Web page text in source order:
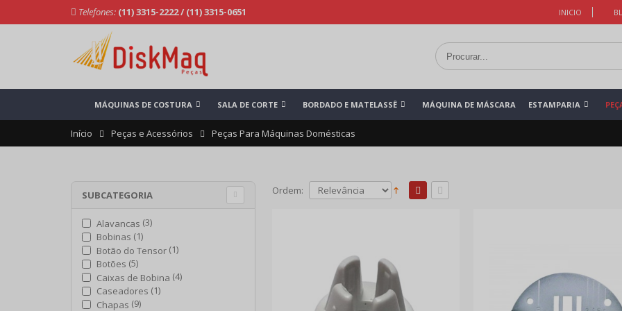
INICIO
Telefones: (11) 3315-2222/ (11) 3315-0651
MÁQUINAS DE COSTURA SALA DE CORTE BORDADO E MATELASSÊ MÁQUINA DE MÁSCARA ESTAMPARIA
Início Peças e Acessórios Peças Para Máquinas Domésticas
Ordem:
SUBCATEGORIA
Alavancas (3)
Bobinas (1)
Botão do Tensor (1)
Botões (5)
Caixas de Bobina (4)
Caseadores (1)
Chapas (9)